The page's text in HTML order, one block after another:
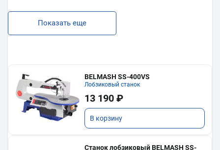
Показать еще
BELMASH SS-400VS
Лобзиковый станок
13 190 ₽
В корзину
Станок лобзиковый BELMASH SS-